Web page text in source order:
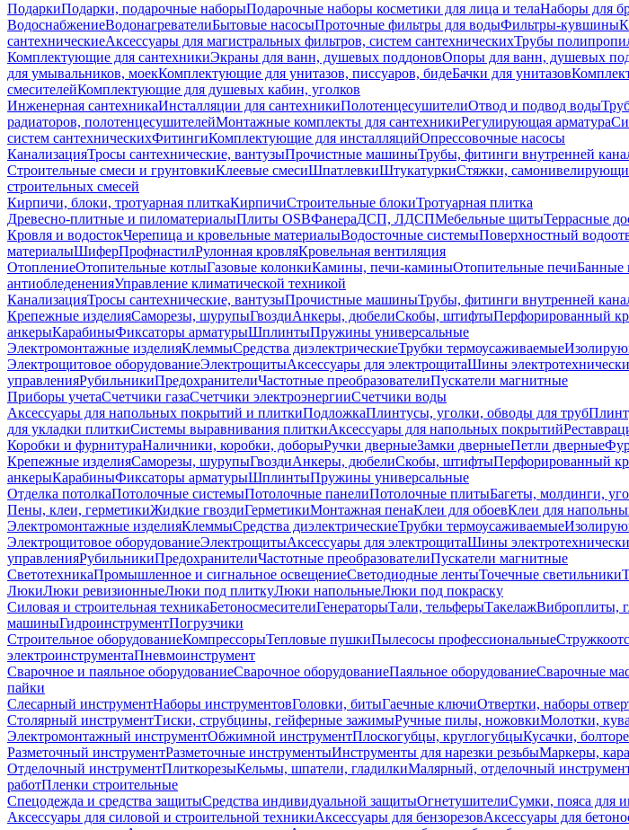
ПодаркиПодарки, подарочные наборыПодарочные наборы косметики для лица и телаНаборы для
ВодоснабжениеВодонагревателиБытовые насосыПроточные фильтры для водыФильтры-кувшины
сантехническиеАксессуары для магистральных фильтров, систем сантехническихТрубы
Комплектующие для сантехникиЭкраны для ванн, душевых поддоновОпоры для ванн, душевых
для умывальников, моекКомплектующие для унитазов, писсуаров, бидеБачки для унитазов
смесителейКомплектующие для душевых кабин, уголков
Инженерная сантехникаИнсталляции для сантехникиПолотенцесушителиОтвод и подвод воды
радиаторов, полотенцесушителейМонтажные комплекты для сантехникиРегулирующая арматура
систем сантехническихФитингиКомплектующие для инсталляцийОпрессовочные насосы
КанализацияТросы сантехнические, вантузыПрочистные машиныТрубы, фитинги внутренней
Строительные смеси и грунтовкиКлеевые смесиШпатлевкиШтукатуркиСтяжки,
строительных смесей
Кирпичи, блоки, тротуарная плиткаКирпичиСтроительные блокиТротуарная плитка
Древесно-плитные и пиломатериалыПлиты OSBФанераДСП, ЛДСПМебельные щитыТеррасные
Кровля и водостокЧерепица и кровельные материалыВодосточные системыПоверхностный
материалыШиферПрофнастилРулонная кровляКровельная вентиляция
ОтоплениеОтопительные котлыГазовые колонкиКамины, печи-каминыОтопительные печиБанные
антиобледененияУправление климатической техникой
КанализацияТросы сантехнические, вантузыПрочистные машиныТрубы, фитинги внутренней
Крепежные изделияСаморезы, шурупыГвоздиАнкеры, дюбелиСкобы, штифтыПерфорированный
анкерыКарабиныФиксаторы арматурыШплинтыПружины универсальные
Электромонтажные изделияКлеммыСредства диэлектрическиеТрубки термоусаживаемые
Электрощитовое оборудованиеЭлектрощитыАксессуары для электрощитаШины
управленияРубильникиПредохранителиЧастотные преобразователиПускатели магнитные
Приборы учетаСчетчики газаСчетчики электроэнергииСчетчики воды
Аксессуары для напольных покрытий и плиткиПодложкаПлинтусы, уголки, обводы для труб
для укладки плиткиСистемы выравнивания плиткиАксессуары для напольных покрытий
Коробки и фурнитураНаличники, коробки, доборыРучки дверныеЗамки дверныеПетли дверные
Крепежные изделияСаморезы, шурупыГвоздиАнкеры, дюбелиСкобы, штифтыПерфорированный
анкерыКарабиныФиксаторы арматурыШплинтыПружины универсальные
Отделка потолкаПотолочные системыПотолочные панелиПотолочные плитыБагеты, молдинги,
Пены, клеи, герметикиЖидкие гвоздиГерметикиМонтажная пенаКлеи для обоевКлеи для
Электромонтажные изделияКлеммыСредства диэлектрическиеТрубки термоусаживаемые
Электрощитовое оборудованиеЭлектрощитыАксессуары для электрощитаШины
управленияРубильникиПредохранителиЧастотные преобразователиПускатели магнитные
СветотехникаПромышленное и сигнальное освещениеСветодиодные лентыТочечные светильники
ЛюкиЛюки ревизионныеЛюки под плиткуЛюки напольныеЛюки под покраску
Силовая и строительная техникаБетоносмесителиГенераторыТали, тельферыТакелажВиброплиты,
машиныГидроинструментПогрузчики
Строительное оборудованиеКомпрессорыТепловые пушкиПылесосы профессиональные
электроинструментаПневмоинструмент
Сварочное и паяльное оборудованиеСварочное оборудованиеПаяльное оборудованиеСварочные
пайки
Слесарный инструментНаборы инструментовГоловки, битыГаечные ключиОтвертки, наборы
Столярный инструментТиски, струбцины, гейферные зажимыРучные пилы, ножовкиМолотки,
Электромонтажный инструментОбжимной инструментПлоскогубцы, круглогубцыКусачки,
Разметочный инструментРазметочные инструментыИнструменты для нарезки резьбыМаркеры,
Отделочный инструментПлиткорезыКельмы, шпатели, гладилкиМалярный, отделочный
работПленки строительные
Спецодежда и средства защитыСредства индивидуальной защитыОгнетушителиСумки, пояса для
Аксессуары для силовой и строительной техникиАксессуары для бензорезовАксессуары для